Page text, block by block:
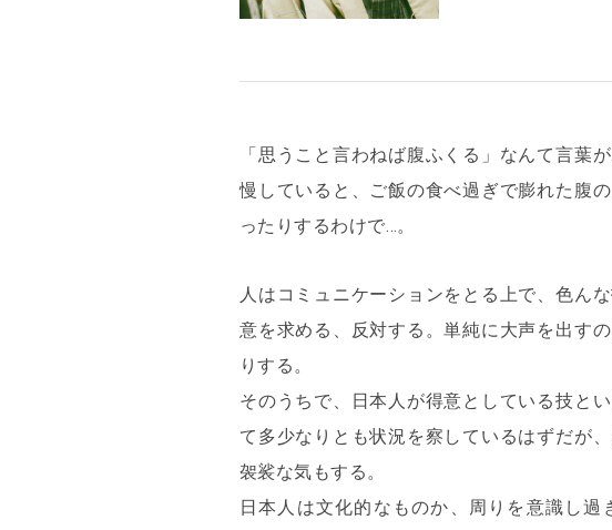
@kochiraku_ryutei
「思うこと言わねば腹ふくる」なんて言葉
慢していると、ご飯の食べ過ぎで膨れた腹
ったりするわけで…。
人はコミュニケーションをとる上で、色ん
意を求める、反対する。単純に大声を出す
りする。
そのうちで、日本人が得意としている技と
て多少なりとも状況を察しているはずだが
袈裟な気もする。
日本人は文化的なものか、周りを意識し